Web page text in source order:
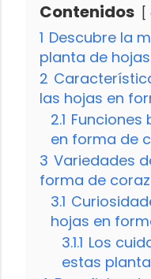
Contenidos
1 Descubre la
planta de
2
las hojas en
2.1 Funciones
en forma de
3 Variedades
forma de
3.1
hojas en
3.1.1 Los
estas